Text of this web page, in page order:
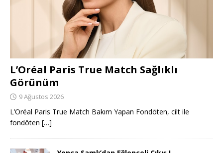
L’Oréal Paris True Match Sağlıklı
Görünüm
9 Ağustos 2026
L’Oréal Paris True Match Bakım Yapan Fondöten, cilt ile
fondöten […]